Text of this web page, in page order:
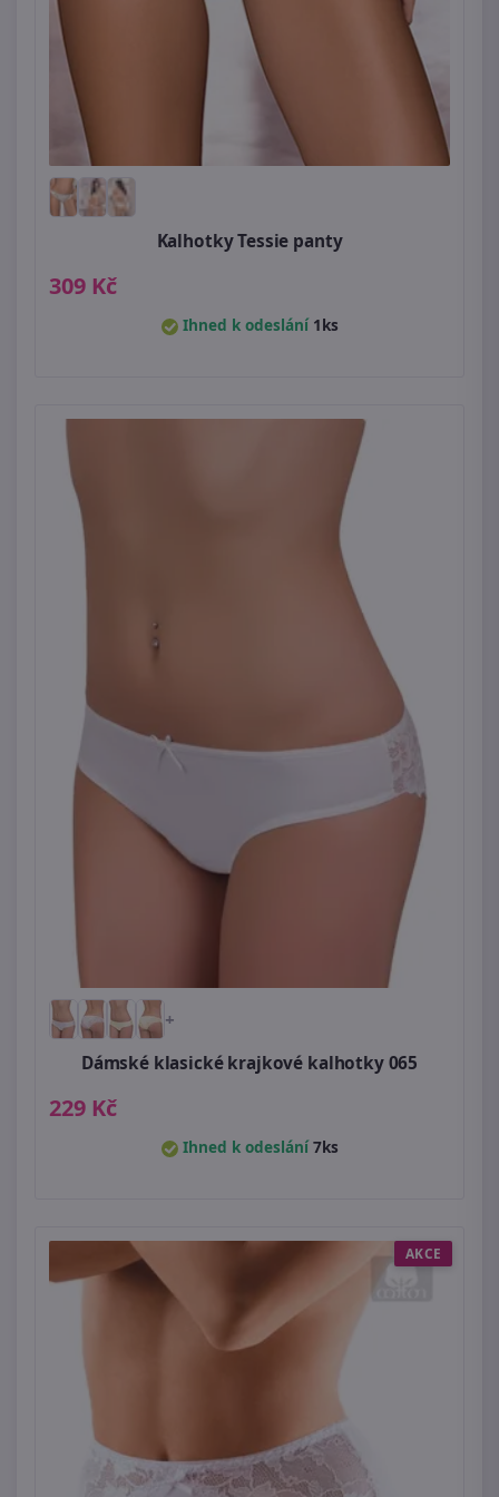
Kalhotky Tessie panty
309 Kč
Ihned k odeslání 1ks
+
Dámské klasické krajkové kalhotky 065
229 Kč
Ihned k odeslání7ks
AKCE